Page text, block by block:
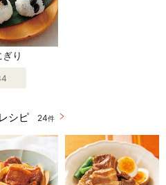
り
シピ 24件